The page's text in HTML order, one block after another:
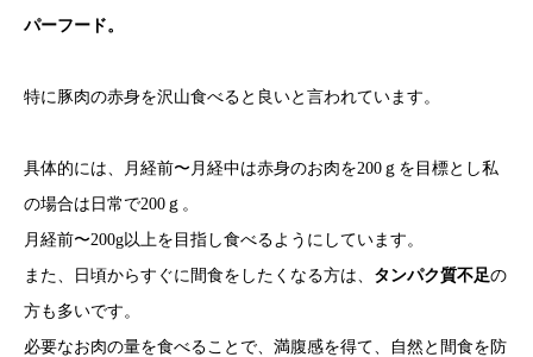
パーフード。
特に豚肉の赤身を沢山食べると良いと言われています。
具体的には、月経前〜月経中は赤身のお肉を200ｇを目標とし私
の場合は日常で200ｇ。
月経前〜200g以上を目指し食べるようにしています。
また、日頃からすぐに間食をしたくなる方は、 タンパク質不足の
方も多いです。
必要なお肉の量を食べることで、満腹感を得て、自然と間食を防